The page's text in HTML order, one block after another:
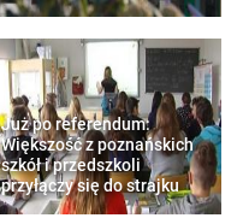
Już po referendum:
Większość z poznańskich
szkół i przedszkoli
przyłączy się do strajku